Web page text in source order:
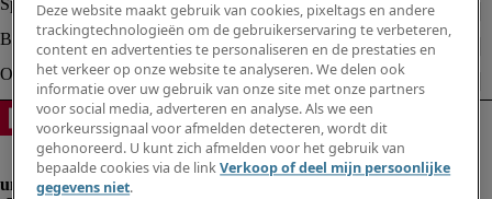
Deze website maakt gebruik van cookies, pixeltags en andere
trackingtechnologieën om de gebruikerservaring te verbeteren,
content en advertenties te personaliseren en de prestaties en
het verkeer op onze website te analyseren. We delen ook
informatie over uw gebruik van onze site met onze partners
voor social media, adverteren en analyse. Als we een
voorkeurssignaal voor afmelden detecteren, wordt dit
gehonoreerd. U kunt zich afmelden voor het gebruik van
bepaalde cookies via de linkVerkoop of deel mijn persoonlijke
gegevens niet.